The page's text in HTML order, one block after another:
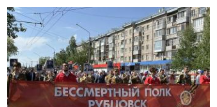
Необходимые документы:
• Паспорт и его копия
• Медицинская справка
(флюорография (копия), кровь на
RW, осмотр на чесотку и педикулез)
• Для первокурсников — два фото
3х4
Важно: студенты, не достигшие 18 лет,
должны явиться на заселение в
сопровождении родителей.